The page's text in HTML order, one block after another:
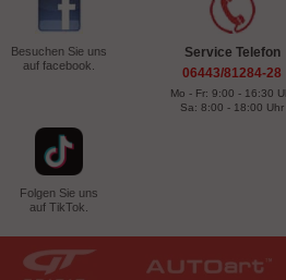
Besuchen Sie uns
auf facebook.
Folgen Sie uns
auf TikTok.
Service Telefon
06443/81284-28
Mo - Fr: 9:00 - 16:30
Sa: 8:00 - 18:00 Uhr